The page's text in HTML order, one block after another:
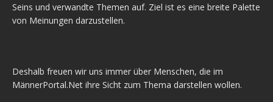
Seins und verwandte Themen auf. Ziel ist es eine breite Palette
von Meinungen darzustellen.
Deshalb freuen wir uns immer über Menschen, die im
MännerPortal.Net ihre Sicht zum Thema darstellen wollen.